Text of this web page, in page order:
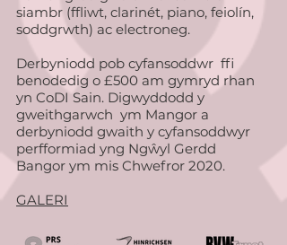
siambr (ffliwt, clarinét, piano, feiolín,
soddgrwth) ac electroneg.
Derbyniodd pob cyfansoddwr ffi
benodedig o £500 am gymryd rhan
yn CoDI Sain. Digwyddodd y
gweithgarwch ym Mangor a
derbyniodd gwaith y cyfansoddwyr
perfformiad yng Ngŵyl Gerdd
Bangor ym mis Chwefror 2020.
GALERI